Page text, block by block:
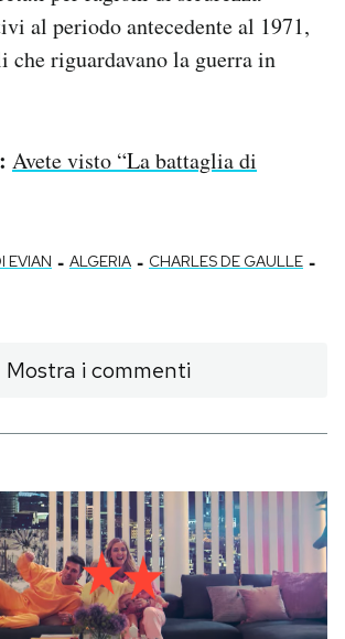
al periodo antecedente al 1971,
che riguardavano la guerra in
Avete visto “La battaglia di
EVIAN - ALGERIA - CHARLES DE GAULLE -
Mostra i commenti